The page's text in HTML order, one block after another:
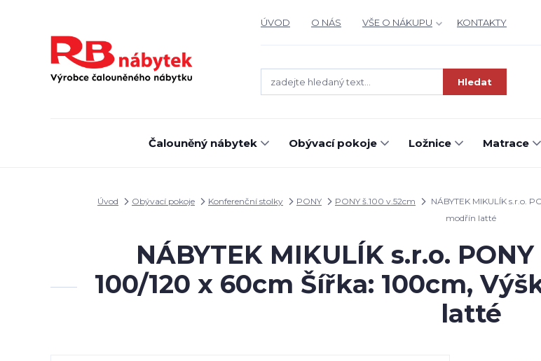
ÚVOD O NÁS VŠE O NÁKUPU KONTAKTY
Hledat
Čalouněný nábytek Obývací pokoje Ložnice Matrace
Úvod Obývací pokoje Konferenční stolky PONY PONY š.100 v.52cm
NÁBYTEK MIKULÍK s.r.o.
modřín latté
NÁBYTEK MIKULÍK s.r.o.
100/120 x 60cm Šířka: 100cm,
latté